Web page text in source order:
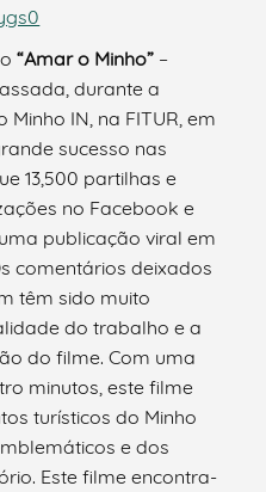
“Amar o Minho” –
durante a
IN, na FITUR, em
sucesso nas
13,500 partilhas e
no Facebook e
publicação viral em
comentários deixados
têm sido muito
do trabalho e a
do filme. Com uma
minutos, este filme
turísticos do Minho
e dos
Este filme encontra-